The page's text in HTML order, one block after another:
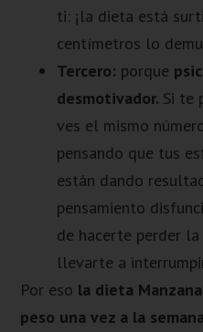
ti: ¡la dieta está
centímetros lo
Tercero: porque
desmotivador. Si te
ves el mismo
pensando que tus
están dando
pensamiento
de hacerte perder
llevarte a
Por eso la dieta
peso una vez a la